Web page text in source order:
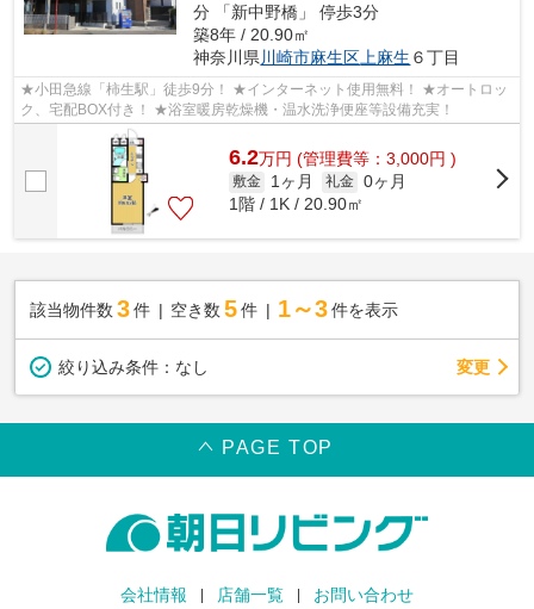
分 「新中野橋」 停歩3分
築8年 / 20.90㎡
神奈川県 川崎市麻生区 上麻生 ６丁目
★小田急線「柿生駅」徒歩9分！ ★インターネット使用無料！ ★オートロッ
ク、宅配BOX付き！ ★浴室暖房乾燥機・温水洗浄便座等設備充実！
6.2万円 (管理費等：3,000円 )
敷金 1ヶ月 礼金 0ヶ月
1階 / 1K / 20.90㎡
該当物件数 3件 空き数 5 件 1～3 件を表示
絞り込み条件： なし 変更
PAGE TOP
会社情報 店舗一覧 お問い合わせ